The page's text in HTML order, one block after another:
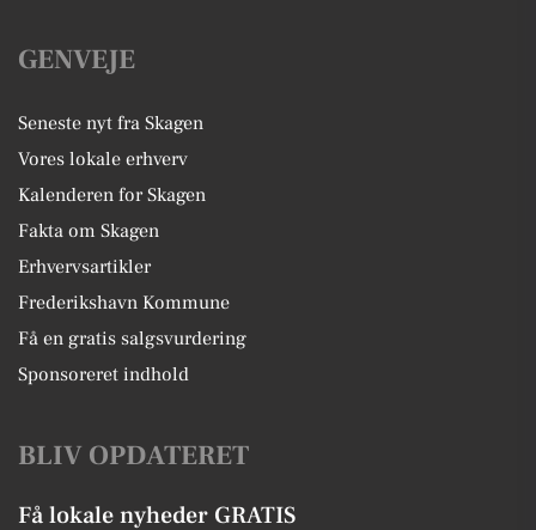
GENVEJE
Seneste nyt fra Skagen
Vores lokale erhverv
Kalenderen for Skagen
Fakta om Skagen
Erhvervsartikler
Frederikshavn Kommune
Få en gratis salgsvurdering
Sponsoreret indhold
BLIV OPDATERET
Få lokale nyheder GRATIS